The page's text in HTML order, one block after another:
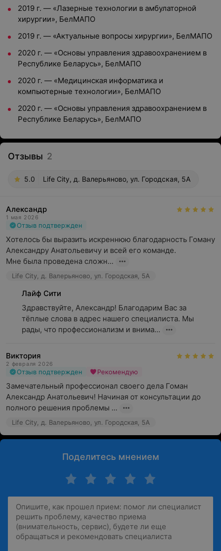
2019 г. — «Лазерные технологии в амбулаторной
хирургии», БелМАПО
2019 г. — «Актуальные вопросы хирургии», БелМАПО
2020 г. — «Основы управления здравоохранением в
Республике Беларусь», БелМАПО
2020 г. — «Медицинская информатика и
компьютерные технологии», БелМАПО
2020 г. — «Основы управления здравоохранением в
Республике Беларусь», БелМАПО
Отзывы 2
5.0 Life City, д. Валерьяново, ул. Городская, 5А
Александр
1 мая 2026
Отзыв подтвержден
Хотелось бы выразить искреннюю благодарность Гоману
Александру Анатольевичу и всей его команде.
Мне была проведена сложн...
Life City, д. Валерьяново, ул. Городская, 5А
Лайф Сити
Здравствуйте, Александр! Благодарим Вас за
тёплые слова в адрес нашего специалиста. Мы
рады, что профессионализм и внима...
Виктория
2 февраля 2026
Отзыв подтвержден Рекомендую
Замечательный профессионал своего дела Гоман
Александр Анатольевич! Начиная от консультации до
полного решения проблемы ...
Life City, д. Валерьяново, ул. Городская, 5А
Поделитесь мнением